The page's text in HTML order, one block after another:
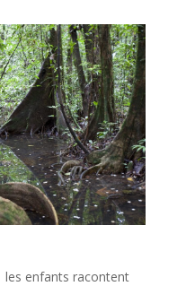
les enfants racontent